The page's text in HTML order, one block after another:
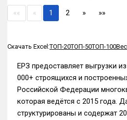
«« « 1 2 » »»
Скачать Excel:ТОП-20ТОП-50ТОП-100
ЕРЗ предоставляет выгрузки
000+ строящихся и
Российской Федерации
которая ведётся с 2015 года.
структурированы и содержат